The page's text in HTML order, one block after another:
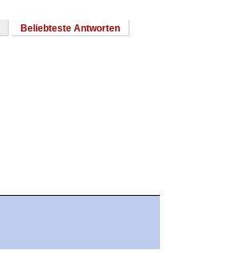
Beliebteste Antworten